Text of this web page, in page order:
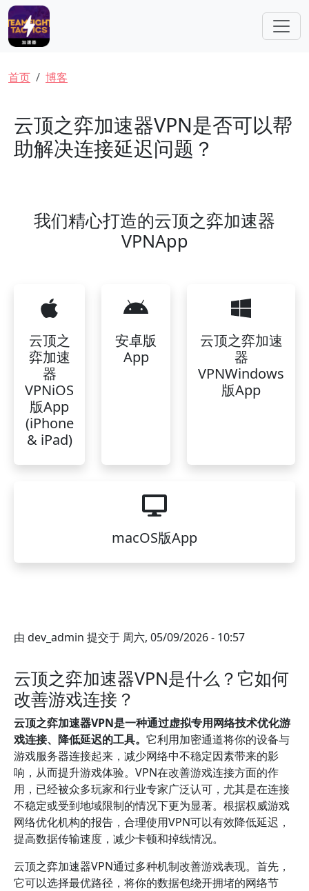
跳转到主要内容
面包屑
首页 博客
云顶之弈加速器VPN是否可以帮
助解决连接延迟问题？
我们精心打造的云顶之弈加速器
VPNApp
云顶之
弈加速
器
VPNiOS
版App
(iPhone
& iPad)
安卓版
App
云顶之弈加速
器
VPNWindows
版App
macOS版App
由 dev_admin 提交于 周六, 05/09/2026 - 10:57
云顶之弈加速器VPN是什么？它如何
改善游戏连接？
云顶之弈加速器VPN是一种通过虚拟专用网络技术优化游
戏连接、降低延迟的工具。 它利用加密通道将你的设备与
游戏服务器连接起来，减少网络中不稳定因素带来的影
响，从而提升游戏体验。VPN在改善游戏连接方面的作
用，已经被众多玩家和行业专家广泛认可，尤其是在连接
不稳定或受到地域限制的情况下更为显著。根据权威游戏
网络优化机构的报告，合理使用VPN可以有效降低延迟，
提高数据传输速度，减少卡顿和掉线情况。
云顶之弈加速器VPN通过多种机制改善游戏表现。首先，
它可以选择最优路径，将你的数据包绕开拥堵的网络节